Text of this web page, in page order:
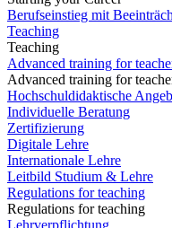
Berufseinstieg mit
Teaching
Teaching
Advanced training for
Advanced training for
Hochschuldidaktische
Individuelle Beratung
Zertifizierung
Digitale Lehre
Internationale Lehre
Leitbild Studium & Lehre
Regulations for teaching
Regulations for teaching
Lehrverpflichtung